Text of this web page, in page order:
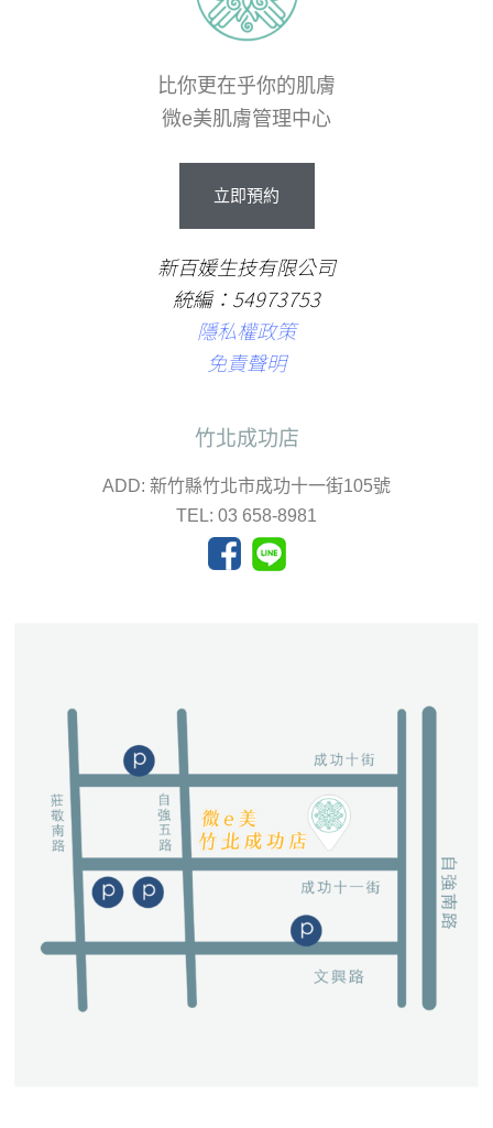
比你更在乎你的肌膚
微e美肌膚管理中心
立即預約
新百媛生技有限公司
統編：54973753
隱私權政策
免責聲明
竹北成功店
ADD: 新竹縣竹北市成功十一街105號
TEL: 03 658-8981